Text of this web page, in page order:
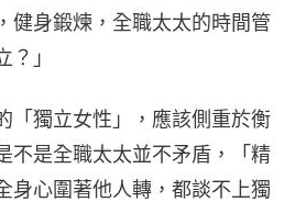
健身鍛煉，全職太太的時間管
」
「獨立女性」，應該側重於衡
不是全職太太並不矛盾，「精
身心圍著他人轉，都談不上獨